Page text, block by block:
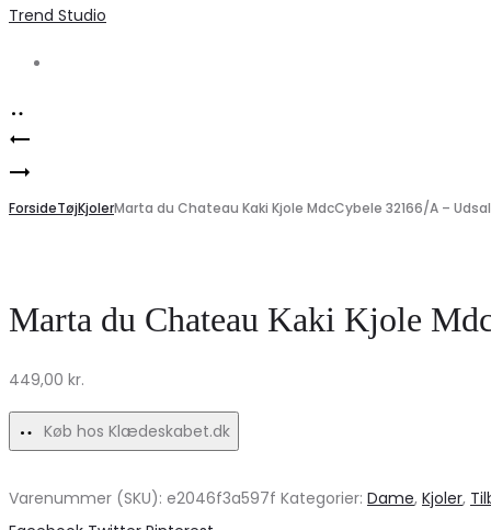
Trend Studio
Product
navigation
Chateau
–
Denim
Tilbud!
Marta
du
6798
–
Sort
Udsalg!
ForsideTøjKjolerMarta du Chateau Kaki Kjole MdcCybele 32166/A –
Marta du Chateau Kaki Kjole
449,00 kr.
Køb hos Klædeskabet.dk
Varenummer (SKU): e2046f3a597f Kategorier: Dame, Kjoler,